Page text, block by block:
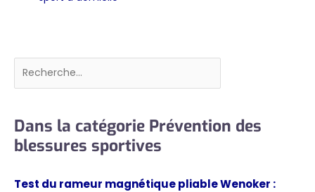
Rechercher
Dans la catégorie Prévention des
blessures sportives
Test du rameur magnétique pliable Wenoker :